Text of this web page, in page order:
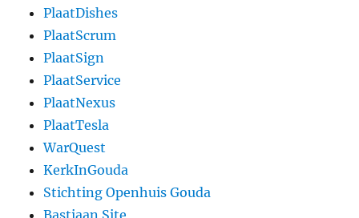
PlaatDishes
PlaatScrum
PlaatSign
PlaatService
PlaatNexus
PlaatTesla
WarQuest
KerkInGouda
Stichting Openhuis Gouda